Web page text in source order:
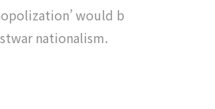
would b
nationalism.